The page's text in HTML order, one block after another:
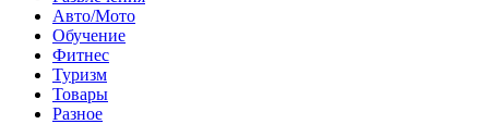
Авто/Мото
Обучение
Фитнес
Туризм
Товары
Разное